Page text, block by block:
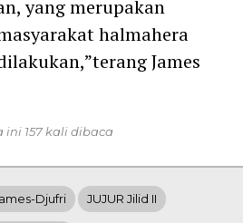
yang merupakan
halmahera
James
ini 157 kali dibaca
Djufri JUJUR Jilid II